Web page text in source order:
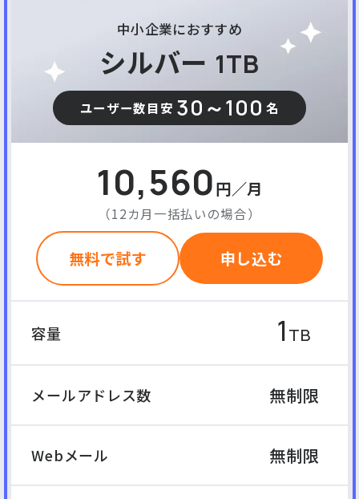
中小企業におすすめ
シルバー 1TB
ユーザー数目安 30～100 名
10,560円／月
（12カ月一括払いの場合）
無料で試す 申し込む
容量 1TB
メールアドレス数 無制限
Webメール 無制限